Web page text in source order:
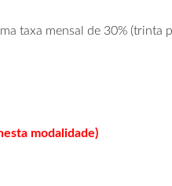
taxa mensal de 30%
modalidade)